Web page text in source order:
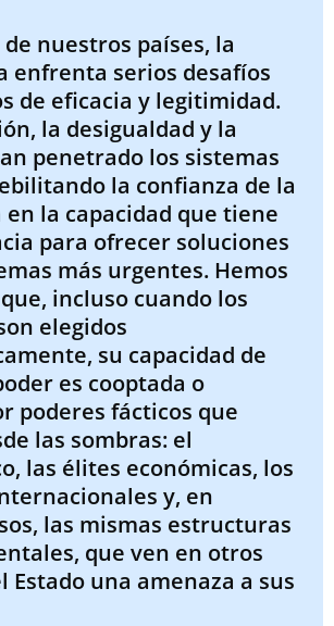
de nuestros países, la
enfrenta serios desafíos
de eficacia y legitimidad.
la desigualdad y la
penetrado los sistemas
la confianza de la
la capacidad que tiene
para ofrecer soluciones
más urgentes. Hemos
incluso cuando los
elegidos
su capacidad de
es cooptada o
poderes fácticos que
las sombras: el
las élites económicas, los
y, en
las mismas estructuras
que ven en otros
Estado una amenaza a sus